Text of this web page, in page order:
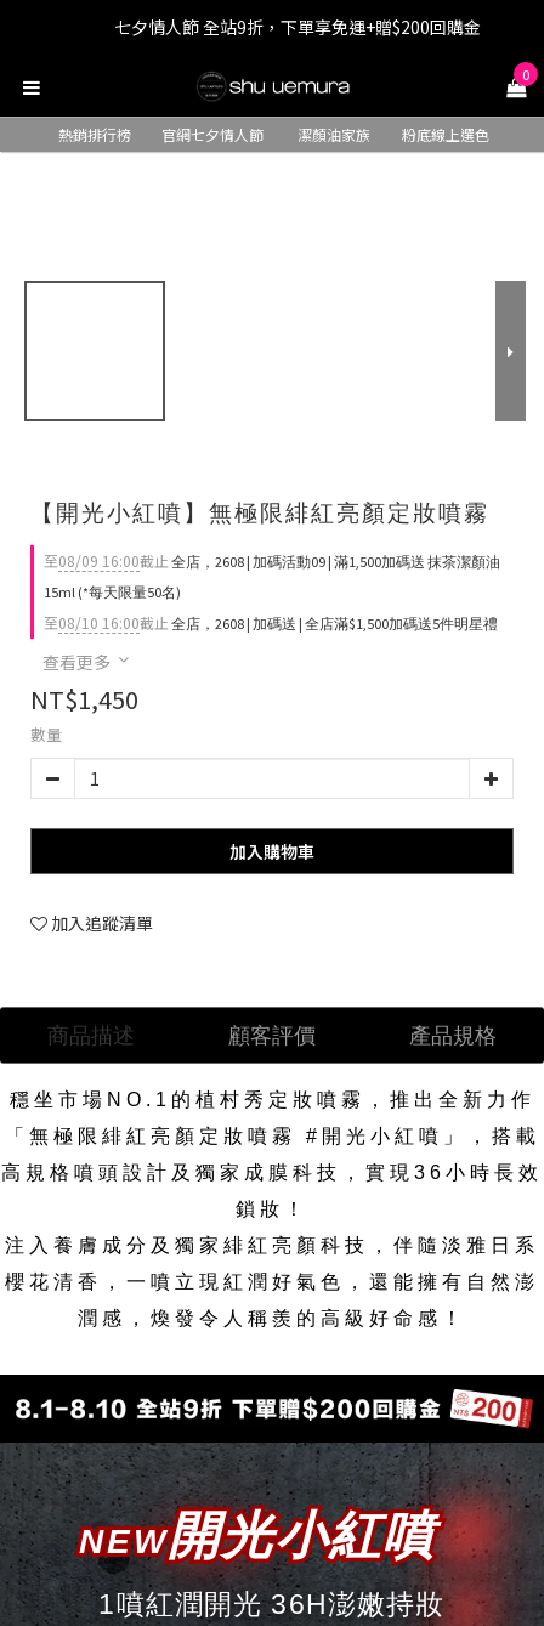
七夕情人節 全站9折，下單享免運+贈$200回購金
LINE最高回饋8%，滿$1,500限量贈抹茶潔顏油15ml
七夕情人節 全站9折，下單享免運+贈$200回購金 0
熱銷排行榜 官網七夕情人節 潔顏油家族 粉底線上選色
【開光小紅噴】無極限緋紅亮顏定妝噴霧
至08/09 16:00截止 全店，2608 | 加碼活動09 | 滿1,500加碼送 抹茶潔顏油
15ml (*每天限量50名)
至08/10 16:00截止 全店，2608 | 加碼送 | 全店滿$1,500加碼送5件明星禮
查看更多
NT$1,450
數量
加入購物車
加入追蹤清單
商品描述 顧客評價 產品規格
穩坐市場NO.1的植村秀定妝噴霧，推出全新力作
「無極限緋紅亮顏定妝噴霧 #開光小紅噴」，搭載
高規格噴頭設計及獨家成膜科技，實現36小時長效
鎖妝！
注入養膚成分及獨家緋紅亮顏科技，伴隨淡雅日系
櫻花清香，一噴立現紅潤好氣色，還能擁有自然澎
潤感，煥發令人稱羨的高級好命感！
NEW開光小紅噴
1噴紅潤開光 36H澎嫩持妝